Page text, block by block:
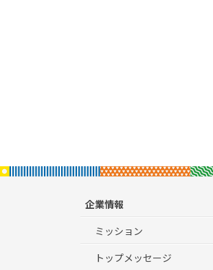
企業情報
ミッション
トップメッセージ